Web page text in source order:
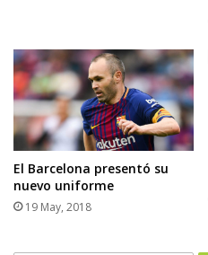
El Barcelona presentó su
nuevo uniforme
19 May, 2018